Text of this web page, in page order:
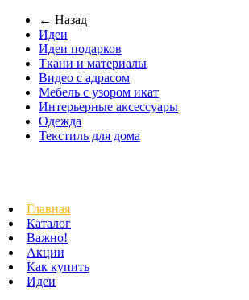
← Назад
Идеи
Идеи подарков
Ткани и материалы
Видео с адрасом
Мебель с узором икат
Интерьерные аксессуары
Одежда
Текстиль для дома
Главная
Каталог
Важно!
Акции
Как купить
Идеи